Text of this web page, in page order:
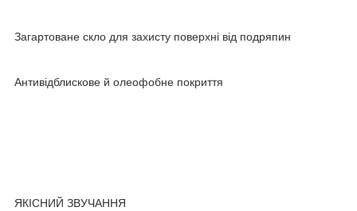
Загартоване скло для захисту поверхні від подряпин
Антивідблискове й олеофобне покриття
ЯКІСНИЙ ЗВУЧАННЯ